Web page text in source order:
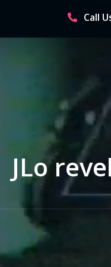
content
Call
JLo